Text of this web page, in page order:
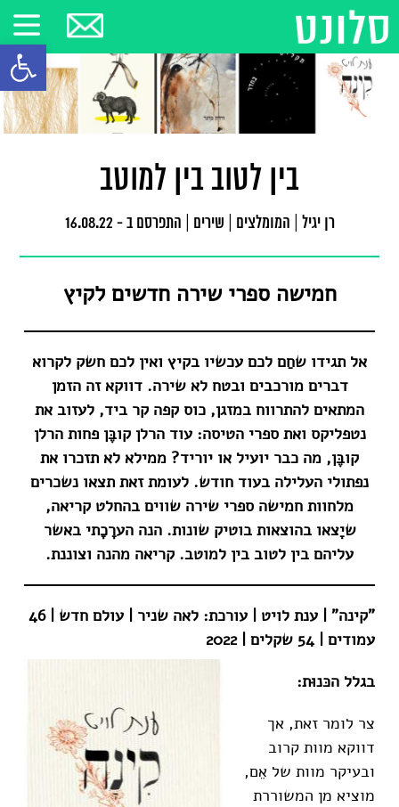
פתח
בין לטוב בין למוטב
רן יגיל המומלצים | שירים התפרסם ב - 16.08.22
חמישה ספרי שירה חדשים לקיץ
אל תגידו שחַם לכם עכשיו בקיץ ואין לכם חשק לקרוא
דברים מורכבים ובטח לא שירה. דווקא זה הזמן
המתאים להתרווח במזגן, כוס קפה קר ביד, לעזוב את
נטפליקס ואת ספרי הטיסה: עוד הרלן קובֶּן פחות הרלן
קובֶּן, מה כבר יועיל או יוריד? ממילא לא תזכרו את
נפתולי העלילה בעוד חודש. לעומת זאת תצאו נשכרים
מלחוות חמישה ספרי שירה שווים בהחלט קריאה,
שיָצאו בהוצאות בוטיק שונות. הנה הערָכָתי באשר
עליהם בין לטוב בין למוטב. קריאה מהנה וצוננת.
"קינה" | ענת לויט | עורכת: לאה שניר | עולם חדש | 46
עמודים | 54 שקלים | 2022
בגלל הכּנוּת:
צר לומר זאת, אך
דווקא מוות קרוב
ובעיקר מוות של אֵם,
מוציא מן המשוררת